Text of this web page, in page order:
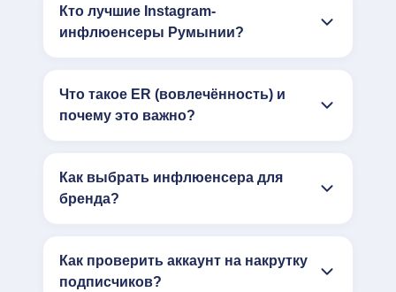
Кто лучшие Instagram-
инфлюенсеры Румынии?
Что такое ER (вовлечённость) и
почему это важно?
Как выбрать инфлюенсера для
бренда?
Как проверить аккаунт на накрутку
подписчиков?